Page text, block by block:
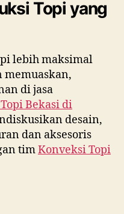
Topi yang
lebih maksimal
memuaskan,
di jasa
Bekasi di
desain,
dan aksesoris
timKonveksi Topi